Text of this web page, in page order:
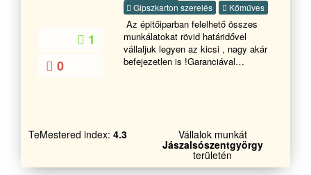
1
0
Gipszkarton szerelés
Kőműves
Az épitőiparban felelhető összes
munkálatokat rövid határidővel
vállaljuk legyen az kicsi , nagy akár
befejezetlen is !Garanciával
TeMestered index: 4.3 Vállalok munkát
Jászalsószentgyörgy
területén